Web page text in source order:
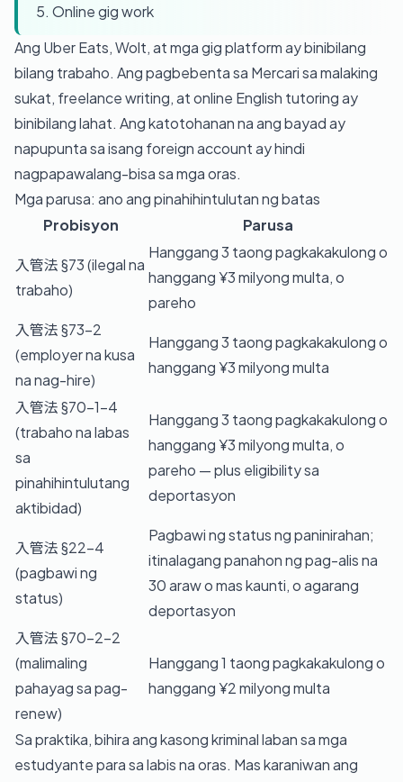
5. Online gig work
Ang Uber Eats, Wolt, at mga gig platform ay binibilang
bilang trabaho. Ang pagbebenta sa Mercari sa malaking
sukat, freelance writing, at online English tutoring ay
binibilang lahat. Ang katotohanan na ang bayad ay
napupunta sa isang foreign account ay hindi
nagpapawalang-bisa sa mga oras.
Mga parusa: ano ang pinahihintulutan ng batas
Probisyon
Parusa
入管法 §73 (ilegal na
trabaho)
Hanggang 3 taong pagkakakulong o
hanggang ¥3 milyong multa, o
pareho
入管法 §73-2
(employer na kusa
na nag-hire)
Hanggang 3 taong pagkakakulong o
hanggang ¥3 milyong multa
入管法 §70-1-4
(trabaho na labas
sa
pinahihintulutang
aktibidad)
Hanggang 3 taong pagkakakulong o
hanggang ¥3 milyong multa, o
pareho — plus eligibility sa
deportasyon
入管法 §22-4
(pagbawi ng
status)
Pagbawi ng status ng paninirahan;
itinalagang panahon ng pag-alis na
30 araw o mas kaunti, o agarang
deportasyon
入管法 §70-2-2
(malimaling
pahayag sa pag-
renew)
Hanggang 1 taong pagkakakulong o
hanggang ¥2 milyong multa
Sa praktika, bihira ang kasong kriminal laban sa mga
estudyante para sa labis na oras. Mas karaniwan ang